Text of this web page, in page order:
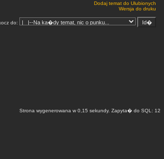
Dodaj temat do Ulubionych
Wersja do druku
do:
Strona wygenerowana w 0,15 sekundy. Zapyta� do SQL: 12